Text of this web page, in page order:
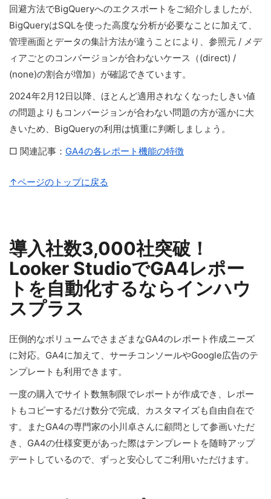
回避方法でBigQueryへのエクスポートをご紹介しましたが、
BigQueryはSQLを使った高度な分析が必要なことに加えて、
管理画面とデータの集計方法が違うことにより、参照元 / メデ
ィアごとのコンバージョンが合わないケース（(direct) /
(none)の割合が増加）が確認できています。
2024年2月12日以降、ほとんど適用されなくなったしきい値
の問題よりもコンバージョンが合わない問題の方が遥かに大
きいため、BigQueryの利用は慎重に判断しましょう。
□ 関連記事： GA4の各レポート機能の特徴
↑ページのトップに戻る
導入社数3,000社突破！
Looker StudioでGA4レポー
トを自動化するならインハウ
スプラス
圧倒的なボリュームでさまざまなGA4のレポート作成ニーズ
に対応。GA4に加えて、サーチコンソールやGoogle広告のテ
ンプレートも利用できます。
一度の購入でサイト数無制限でレポートが作成でき、レポー
トもコピーするだけ数分で完成、カスタマイズも自由自在で
す。またGA4の専門家の小川卓さんに顧問として参画いただ
き、GA4の仕様変更があった際はテンプレートを随時アップ
デートしているので、ずっと安心してご利用いただけます。